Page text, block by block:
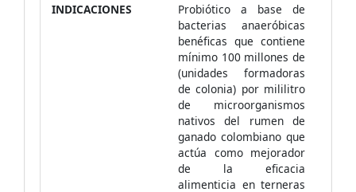
INDICACIONES
Probiótico a base de
bacterias anaeróbicas
benéficas que contiene
mínimo 100 millones de
(unidades formadoras
de colonia) por mililitro
de microorganismos
nativos del rumen de
ganado colombiano que
actúa como mejorador
de la eficacia
alimenticia en terneras